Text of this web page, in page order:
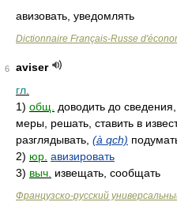
авизовать, уведомлять
Dictionnaire Français-Russe
6
aviser
гл.
1) общ.
доводить до
меры, решать, ставить в
разглядывать, (à qch)
2) юр. авизировать
3) выч. извещать, сообщать
Французско-русский